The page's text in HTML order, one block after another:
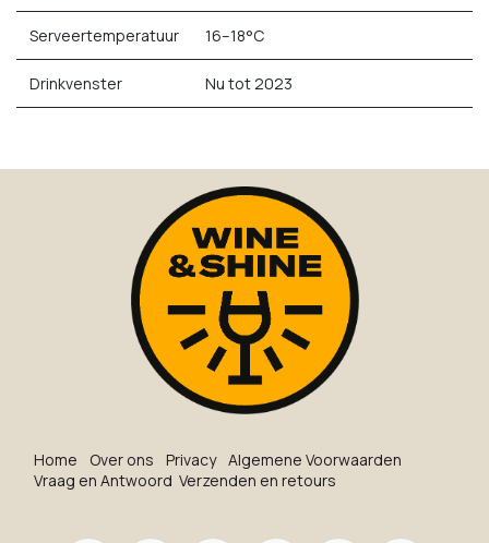
Serveertemperatuur 16–18°C
Drinkvenster Nu tot 2023
Ho​me O​ve​r on​s Privacy Algemene Voorwaarden
Vraag en Antwoord Verzenden en retours